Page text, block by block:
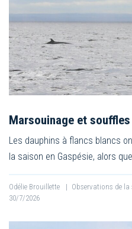
Marsouinage et
Les dauphins à flancs blancs
la saison en Gaspésie, alors
Odélie Brouillette | Observations de la
30/7/2026